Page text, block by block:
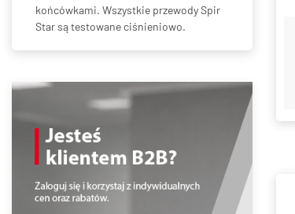
końcówkami. Wszystkie przewody Spir
Star są testowane ciśnieniowo.